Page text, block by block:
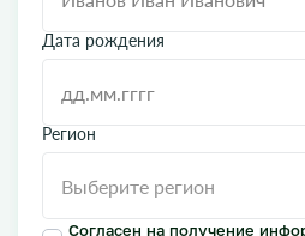
Дата рождения
Регион
Согласен на получение